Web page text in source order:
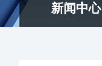
新闻中心